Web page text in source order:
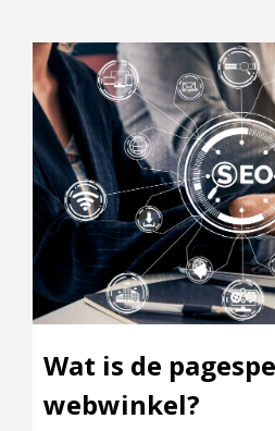
Wat is de
webwinkel?